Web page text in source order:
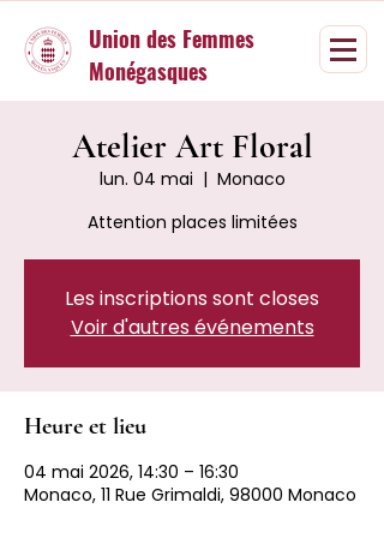
Union des Femmes
Monégasques
Atelier Art Floral
lun. 04 mai
  |
Monaco
Attention places limitées
Les inscriptions sont closes
Voir d'autres événements
Heure et lieu
04 mai 2026, 14:30 – 16:30
Monaco, 11 Rue Grimaldi, 98000 Monaco